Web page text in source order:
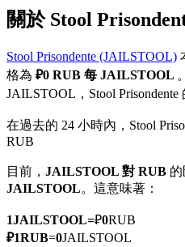
幣本位永續
以數字貨幣為保證金的永
美股、外匯、貴金屬及
關於 Stool
Stool Prisondente (JAILSTOOL)
格為 ₽0 RUB 每 JAILSTOOL
JAILSTOOL，Stool Prisondente
在過去的 24 小時內，Stool
RUB
目前， JAILSTOOL 對 RUB
JAILSTOOL。這意味著：
1JAILSTOOL=₽0RUB
₽1RUB=0JAILSTOOL